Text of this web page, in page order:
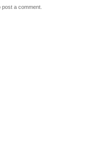
post a comment.